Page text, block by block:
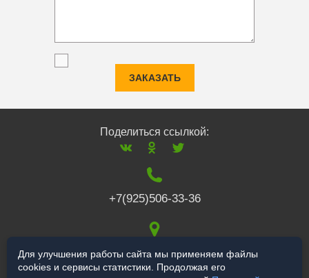
ЗАКАЗАТЬ
Поделиться ссылкой:
+7(925)506-33-36
117519,г. Москва,
Варшавское ш., 132
Для улучшения работы сайта мы применяем файлы
cookies и сервисы статистики. Продолжая его